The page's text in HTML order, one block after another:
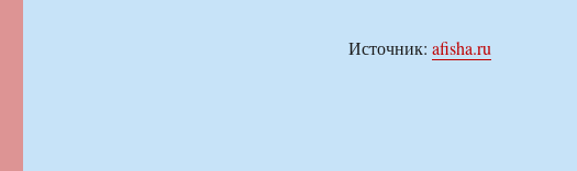
Источник: afisha.ru